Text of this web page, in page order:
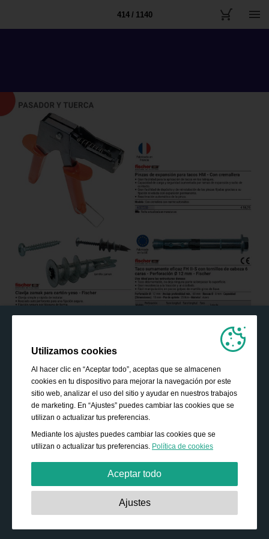
414 / 1140
Utilizamos cookies
Al hacer clic en “Aceptar todo”, aceptas que se almacenen
cookies en tu dispositivo para mejorar la navegación por este
sitio web, analizar el uso del sitio y ayudar en nuestros trabajos
de marketing. En “Ajustes” puedes cambiar las cookies que se
utilizan o actualizar tus preferencias.
Mediante los ajustes puedes cambiar las cookies que se
utilizan o actualizar tus preferencias. Política de cookies
Aceptar todo
Estrictamente necesarias:
para habilitar funciones básicas como la navegación, la
Ajustes